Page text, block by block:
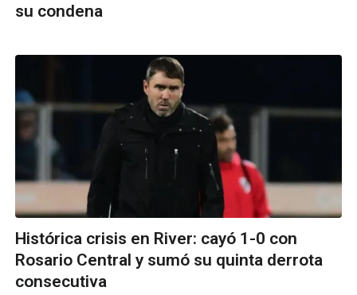
su condena
Histórica crisis en River: cayó 1-0 con
Rosario Central y sumó su quinta derrota
consecutiva